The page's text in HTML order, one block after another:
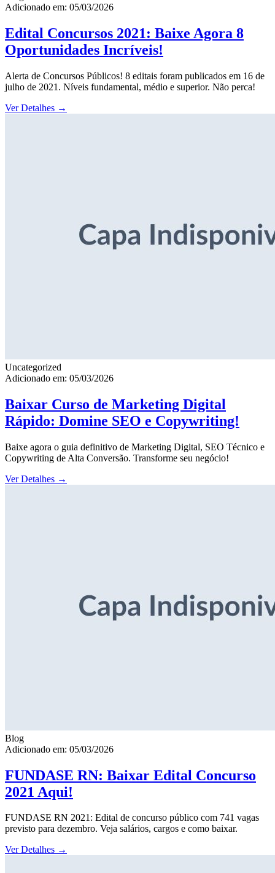
Adicionado em: 05/03/2026
Edital Concursos 2021: Baixe Agora 8
Oportunidades Incríveis!
Alerta de Concursos Públicos! 8 editais foram publicados em 16 de
julho de 2021. Níveis fundamental, médio e superior. Não perca!
Ver Detalhes →
Uncategorized
Adicionado em: 05/03/2026
Baixar Curso de Marketing Digital
Rápido: Domine SEO e Copywriting!
Baixe agora o guia definitivo de Marketing Digital, SEO Técnico e
Copywriting de Alta Conversão. Transforme seu negócio!
Ver Detalhes →
Blog
Adicionado em: 05/03/2026
FUNDASE RN: Baixar Edital Concurso
2021 Aqui!
FUNDASE RN 2021: Edital de concurso público com 741 vagas
previsto para dezembro. Veja salários, cargos e como baixar.
Ver Detalhes →